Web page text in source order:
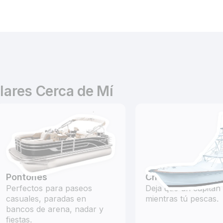
Cerca de Mí
Pontones
Perfectos para paseos
casuales, paradas en
bancos de arena, nadar y
fiestas.
Chárteres de
Deja que un capitán
mientras tú pescas.